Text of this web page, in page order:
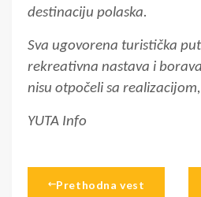
destinaciju polaska.
Sva ugovorena turistička
rekreativna nastava i
nisu otpočeli sa
YUTA Info
Prethodna vest